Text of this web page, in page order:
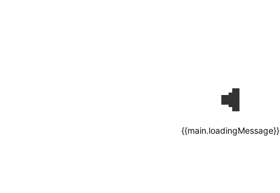
{{main.loadingMessage}}